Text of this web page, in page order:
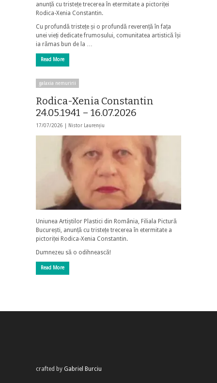
anunță cu tristețe trecerea în etermitate a pictoriței
Rodica-Xenia Constantin.
Cu profundă tristețe și o profundă reverență în fața
unei vieți dedicate frumosului, comunitatea artistică își
ia rămas bun de la …
Read More
galaxia nemuririi
Rodica-Xenia Constantin
24.05.1941 – 16.07.2026
17/07/2026 | Nistor Laurențiu
Uniunea Artiștilor Plastici din România, Filiala Pictură
București, anunță cu tristețe trecerea în etermitate a
pictoriței Rodica-Xenia Constantin.
Dumnezeu să o odihnească!
Read More
crafted by Gabriel Burciu